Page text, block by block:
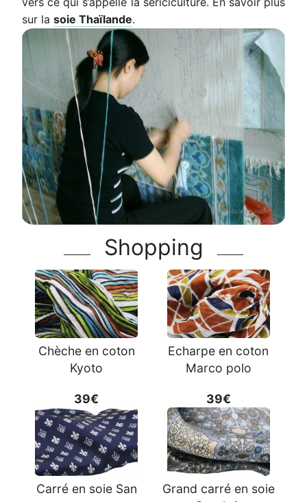
sur lasoie Thaïlande.
Shopping
Chèche en coton
Kyoto
39€
Echarpe en coton
Marco polo
39€
Carré en soie San
Grand carré en soie